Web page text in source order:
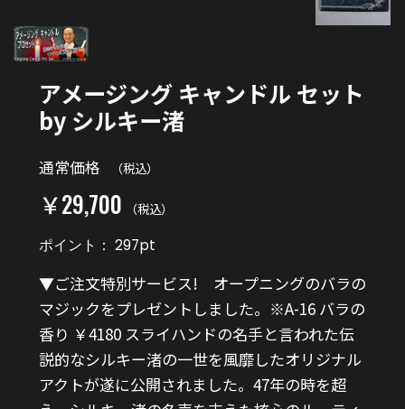
アメージング キャンドル セット
by シルキー渚
通常価格 （税込）
￥29,700 （税込）
ポイント： 297pt
▼ご注文特別サービス! オープニングのバラの
マジックをプレゼントしました。※A-16 バラの
香り ￥4180 スライハンドの名手と言われた伝
説的なシルキー渚の一世を風靡したオリジナル
アクトが遂に公開されました。47年の時を超